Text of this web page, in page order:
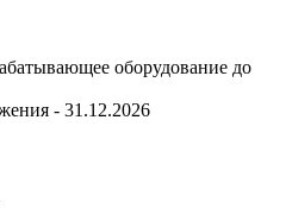
оборудование до
- 31.12.2026